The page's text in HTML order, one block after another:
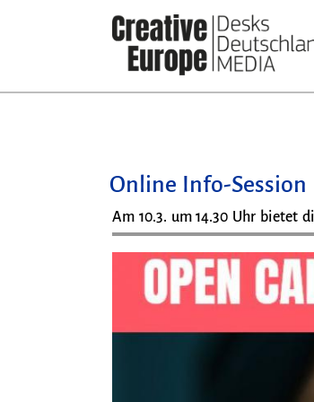
Online Info-
Am 10.3. um 14.30 Uhr bietet